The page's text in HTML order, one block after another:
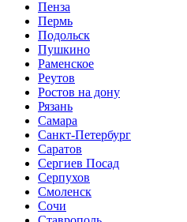
Пенза
Пермь
Подольск
Пушкино
Раменское
Реутов
Ростов на дону
Рязань
Самара
Санкт-Петербург
Саратов
Сергиев Посад
Серпухов
Смоленск
Сочи